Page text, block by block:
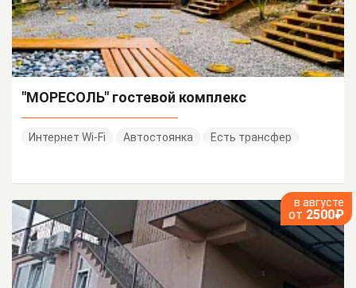
"МОРЕСОЛЬ" гостевой комплекс
Интернет Wi-Fi Автостоянка Есть трансфер
в августе
от 2500₽